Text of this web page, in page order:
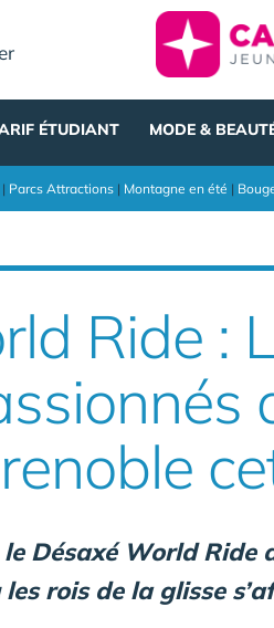
ÉTUDIANT MODE &
| Parcs Attractions | Montagne en été |
Ride :
Désaxé World Ride
rois de la glisse